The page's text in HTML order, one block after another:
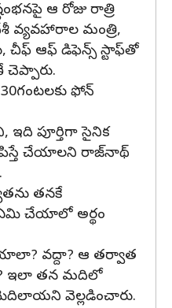
ఆ రోజు రాత్రి
వ్యవహారాల మంత్రి,
ఆఫ్ డిఫెన్స్ స్టాఫ్‌తో
ఫోన్
పూర్తిగా సైనిక
చేయాలని రాజ్‌నాథ్
తనకే
ఏమి చేయాలో అర్థం
వద్దా? ఆ తర్వాత
ఇలా తన మదిలో
వెల్లడించారు.